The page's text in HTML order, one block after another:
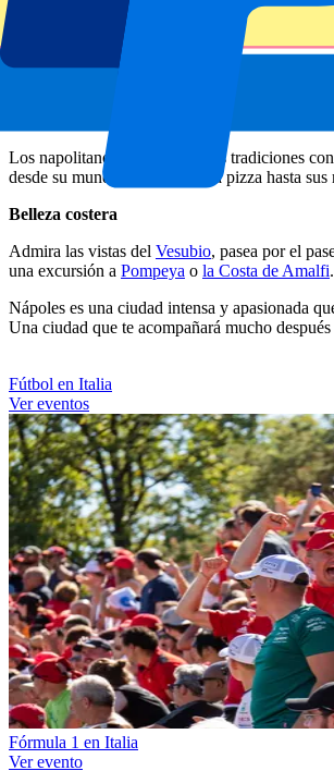
Calles históricas
Explora el vibrante casco antiguo, Patrimonio
Los napolitanos se aferran a sus tradiciones
desde su mundialmente famosa pizza hasta
Belleza costera
Admira las vistas del Vesubio, pasea por el
una excursión a Pompeya o la Costa de Amalfi.
Nápoles es una ciudad intensa y apasionada
Una ciudad que te acompañará mucho
Fútbol en Italia
Ver eventos
Fórmula 1 en Italia
Ver evento